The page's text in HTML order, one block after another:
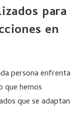
para
en
persona enfrenta
que hemos
que se adaptan